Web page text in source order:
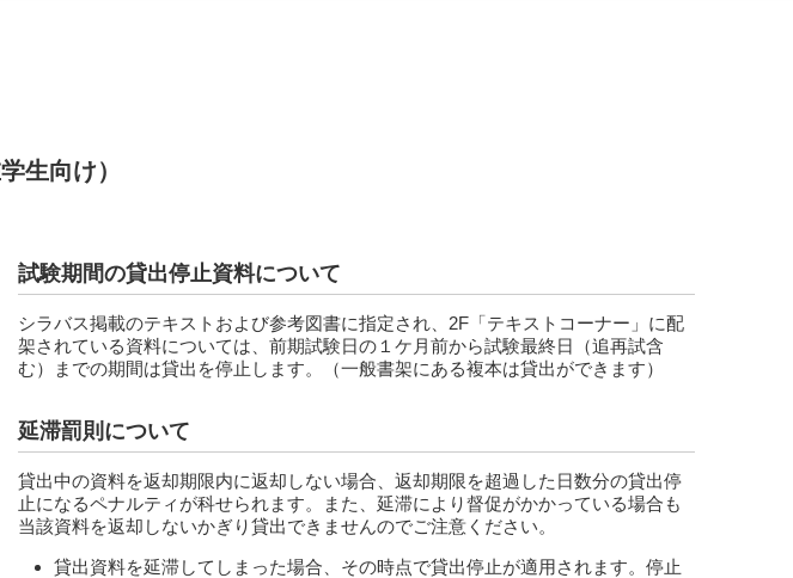
生向け）
試験期間の貸出停止資料について
シラバス掲載のテキストおよび参考図書に指定され、2F「テキストコーナー」に配
架されている資料については、前期試験日の１ケ月前から試験最終日（追再試含
む）までの期間は貸出を停止します。（一般書架にある複本は貸出ができます）
延滞罰則について
貸出中の資料を返却期限内に返却しない場合、返却期限を超過した日数分の貸出停
止になるペナルティが科せられます。また、延滞により督促がかかっている場合も
当該資料を返却しないかぎり貸出できませんのでご注意ください。
貸出資料を延滞してしまった場合、その時点で貸出停止が適用されます。停止